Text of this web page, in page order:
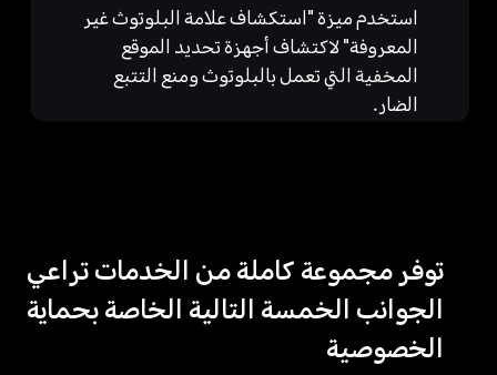
استخدم ميزة "استكشاف علامة البلوتوث غير
المعروفة" لاكتشاف أجهزة تحديد الموقع
المخفية التي تعمل بالبلوتوث ومنع التتبع
الضار.
توفر مجموعة كاملة من الخدمات تراعي
الجوانب الخمسة التالية الخاصة بحماية
الخصوصية